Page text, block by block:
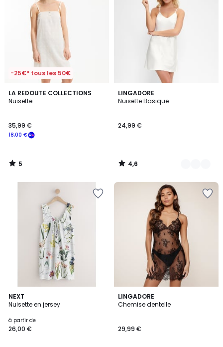
-25€* tous les 50€
LA REDOUTE COLLECTIONS
Nuisette
18,00 €
35,99 €
5
/
5
/
LINGADORE
Nuisette Basique
24,99 €
4,6
/ 5
8
Couleurs
4,6
/
NEXT
Nuisette en jersey
à partir de
26,00 €
3
Couleurs
LINGADORE
Chemise dentelle
29,99 €